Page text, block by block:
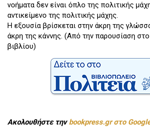
νοήματα δεν είναι όπλο της πολιτικής
αντικείμενο της πολιτικής μάχης.
Η εξουσία βρίσκεται στην άκρη της
άκρη της κάννης. (Από την παρουσίαση
βιβλίου)
Ακολουθήστε τηνbookpress.gr στο